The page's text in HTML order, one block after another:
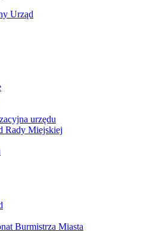
Urząd
urzędu
Rady Miejskiej
Burmistrza Miasta